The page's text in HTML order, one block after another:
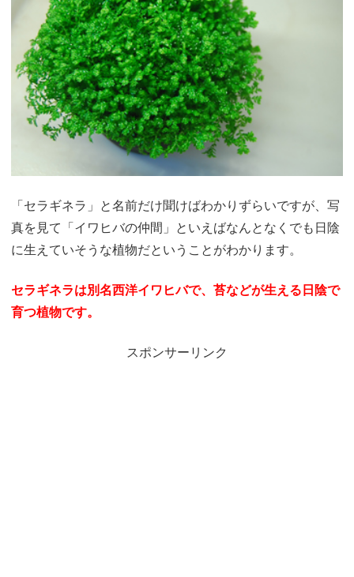
「セラギネラ」と名前だけ聞けばわかりずらいですが、写
真を見て「イワヒバの仲間」といえばなんとなくでも日陰
に生えていそうな植物だということがわかります。
セラギネラは別名西洋イワヒバで、苔などが生える日陰で
育つ植物です。
スポンサーリンク